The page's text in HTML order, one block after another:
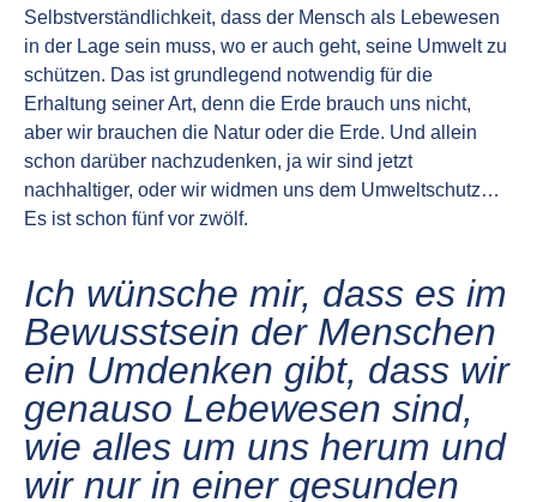
Selbstverständlichkeit, dass der Mensch als Lebewesen
in der Lage sein muss, wo er auch geht, seine Umwelt zu
schützen. Das ist grundlegend notwendig für die
Erhaltung seiner Art, denn die Erde brauch uns nicht,
aber wir brauchen die Natur oder die Erde. Und allein
schon darüber nachzudenken, ja wir sind jetzt
nachhaltiger, oder wir widmen uns dem Umweltschutz…
Es ist schon fünf vor zwölf.
Ich wünsche mir, dass es im
Bewusstsein der Menschen
ein Umdenken gibt, dass wir
genauso Lebewesen sind,
wie alles um uns herum und
wir nur in einer gesunden